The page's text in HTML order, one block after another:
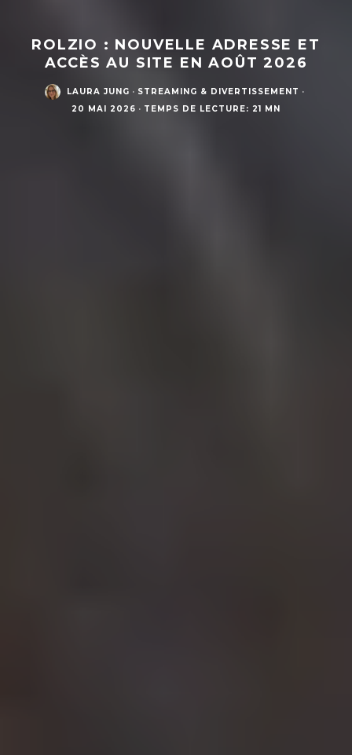
ROLZIO : NOUVELLE ADRESSE ET
ACCÈS AU SITE EN AOÛT 2026
LAURA JUNG · STREAMING & DIVERTISSEMENT ·
20 MAI 2026 · TEMPS DE LECTURE: 21 MN